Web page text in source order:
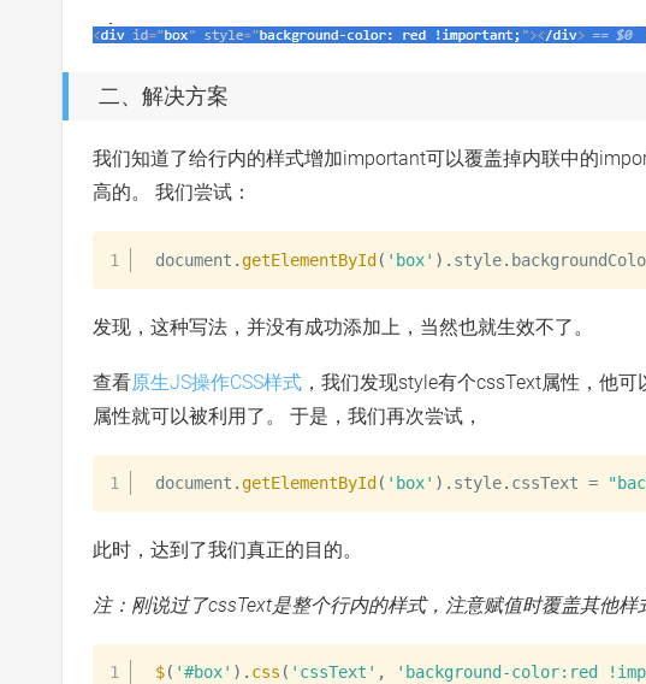
二、解决方案
我们知道了给行内的样式增加important可以覆盖掉内联中的
高的。 我们尝试：
document . getElementById ( 'box' ) . style.
发现，这种写法，并没有成功添加上，当然也就生效不了。
查看原生JS操作CSS样式 ，我们发现style有个cssText属性，他
属性就可以被利用了。 于是，我们再次尝试，
document . getElementById ( 'box' ) . style. cssText =
此时，达到了我们真正的目的。
注：刚说过了cssText是整个行内的样式，注意赋值时覆盖其他样
$( '#box' ) . css ( 'cssText' , 'background-color:red